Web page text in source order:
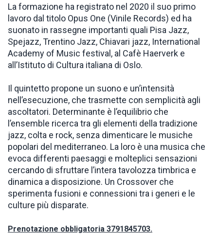
La formazione ha registrato nel 2020 il suo primo
lavoro dal titolo Opus One (Vinile Records) ed ha
suonato in rassegne importanti quali Pisa Jazz,
Spejazz, Trentino Jazz, Chiavari jazz, International
Academy of Music festival, al Cafè Haerverk e
all’Istituto di Cultura italiana di Oslo.
Il quintetto propone un suono e un’intensità
nell’esecuzione, che trasmette con semplicità agli
ascoltatori. Determinante è l’equilibrio che
l’ensemble ricerca tra gli elementi della tradizione
jazz, colta e rock, senza dimenticare le musiche
popolari del mediterraneo. La loro è una musica che
evoca differenti paesaggi e molteplici sensazioni
cercando di sfruttare l’intera tavolozza timbrica e
dinamica a disposizione. Un Crossover che
sperimenta fusioni e connessioni tra i generi e le
culture più disparate.
Prenotazione obbligatoria 3791845703.